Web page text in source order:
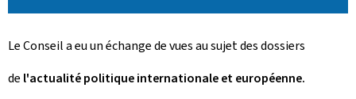
e
Le Conseil a eu un échange de vues au sujet des dossiers
de l'actualité politique internationale et européenne.